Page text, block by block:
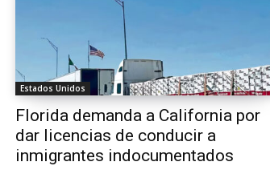
Estados Unidos
Florida demanda a California por
dar licencias de conducir a
inmigrantes indocumentados